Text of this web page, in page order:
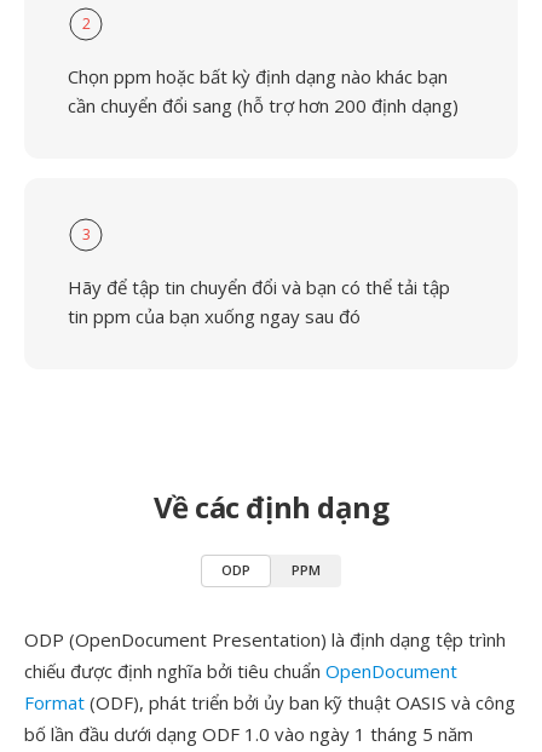
2
Chọn ppm hoặc bất kỳ định dạng nào khác bạn
cần chuyển đổi sang (hỗ trợ hơn 200 định dạng)
3
Hãy để tập tin chuyển đổi và bạn có thể tải tập
tin ppm của bạn xuống ngay sau đó
Về các định dạng
ODP PPM
ODP (OpenDocument Presentation) là định dạng tệp trình
chiếu được định nghĩa bởi tiêu chuẩn OpenDocument
Format (ODF), phát triển bởi ủy ban kỹ thuật OASIS và công
bố lần đầu dưới dạng ODF 1.0 vào ngày 1 tháng 5 năm